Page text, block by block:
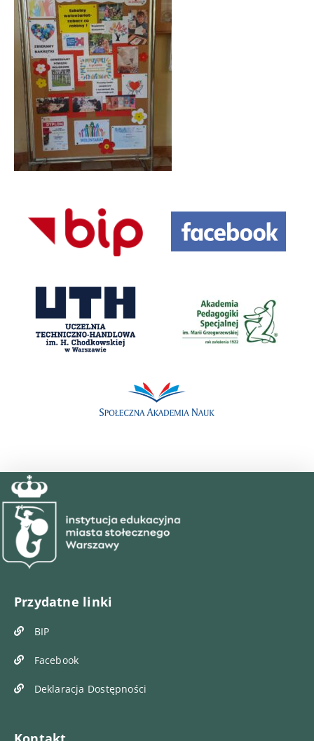
Przydatne linki
BIP
Facebook
Deklaracja Dostępności